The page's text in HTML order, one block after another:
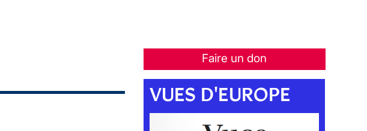
Faire un don
VUES D'EUROPE